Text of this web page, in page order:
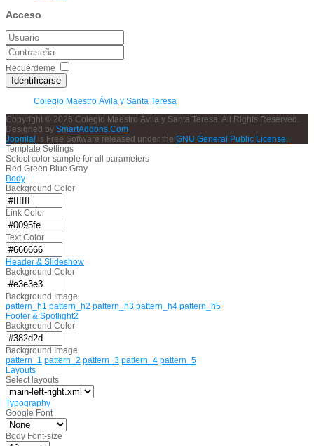
Acceso
Recuérdeme
Identificarse
Colegio Maestro Ávila y Santa Teresa
Copyright © 2026 Colegio Maestro Ávila y Santa Teresa. All Rights Reserved.
Designed by SmartAddons.Com
Joomla! is Free Software released under the GNU General Public License.
Template Settings
Select color sample for all parameters
Red Green Blue Gray
Body
Background Color
Link Color
Text Color
Header & Slideshow
Background Color
Background Image
pattern_h1 pattern_h2 pattern_h3 pattern_h4 pattern_h5
Footer & Spotlight2
Background Color
Background Image
pattern_1 pattern_2 pattern_3 pattern_4 pattern_5
Layouts
Select layouts
Typography
Google Font
Body Font-size